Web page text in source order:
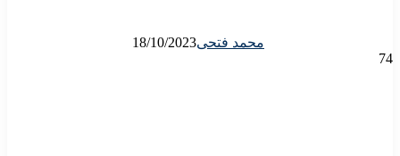
محمد فتحى18/10/2023
74